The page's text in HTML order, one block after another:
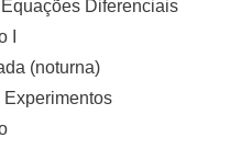
Diferenciais
I
(noturna)